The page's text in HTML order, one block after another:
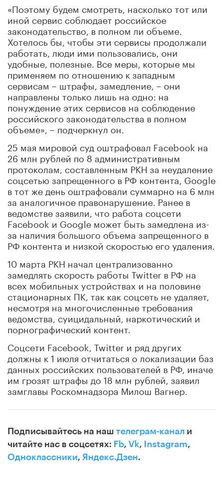
«Поэтому будем смотреть, насколько тот или
иной сервис соблюдает российское
законодательство, в полном ли объеме.
Хотелось бы, чтобы эти сервисы продолжали
работать, люди ими пользовались, они
удобные, полезные. Все меры, которые мы
применяем по отношению к западным
сервисам – штрафы, замедление, – они
направлены только лишь на одно: на
понуждение этих сервисов на соблюдение
российского законодательства в полном
объеме», – подчеркнул он.
25 мая мировой суд оштрафовал Facebook на
26 млн рублей по 8 административным
протоколам, составленным РКН за неудаление
соцсетью запрещенного в РФ контента, Google
в тот же день оштрафовали суммарно на 6 млн
за аналогичное правонарушение. Ранее в
ведомстве заявили, что работа соцсети
Facebook и Google может быть замедлена из-
за наличия большого объема запрещенного в
РФ контента и низкой скоростью его удаления.
10 марта РКН начал централизованно
замедлять скорость работы Twitter в РФ на
всех мобильных устройствах и на половине
стационарных ПК, так как соцсеть не удаляет,
несмотря на многочисленные требования
ведомства, суицидальный, наркотический и
порнографический контент.
Соцсети Facebook, Twitter и ряд других
должны к 1 июля отчитаться о локализации баз
данных российских пользователей в РФ, иначе
им грозят штрафы до 18 млн рублей, заявил
замглавы Роскомнадзора Милош Вагнер.
Подписывайтесь на наш телеграм-канал и
читайте нас в соцсетях: Fb, Vk, Instagram,
Одноклассники, Яндекс.Дзен.